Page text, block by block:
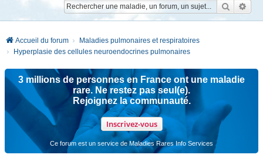
Accueil du forum
Maladies pulmonaires et respiratoires
Hyperplasie des cellules neuroendocrines pulmonaires
3 millions de personnes en France ont une maladie
rare. Ne restez pas seul(e).
Rejoignez la communauté.
Inscrivez-vous
Ce forum est un service de Maladies Rares Info Services